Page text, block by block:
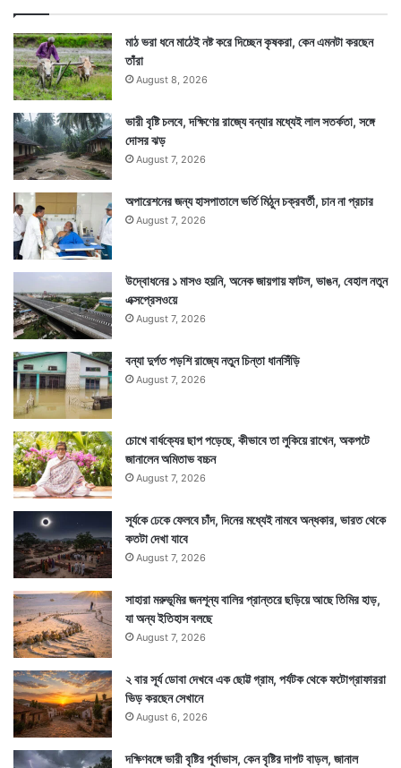
মাঠ ভরা ধনে মাঠেই নষ্ট করে দিচ্ছেন কৃষকরা, কেন এমনটা করছেন
তাঁরা
August 8, 2026
ভারী বৃষ্টি চলবে, দক্ষিণের রাজ্যে বন্যার মধ্যেই লাল সতর্কতা, সঙ্গে
দোসর ঝড়
August 7, 2026
অপারেশনের জন্য হাসপাতালে ভর্তি মিঠুন চক্রবর্তী, চান না প্রচার
August 7, 2026
উদ্বোধনের ১ মাসও হয়নি, অনেক জায়গায় ফাটল, ভাঙন, বেহাল নতুন
এক্সপ্রেসওয়ে
August 7, 2026
বন্যা দুর্গত পড়শি রাজ্যে নতুন চিন্তা ধানসিঁড়ি
August 7, 2026
চোখে বার্ধক্যের ছাপ পড়েছে, কীভাবে তা লুকিয়ে রাখেন, অকপটে
জানালেন অমিতাভ বচ্চন
August 7, 2026
সূর্যকে ঢেকে ফেলবে চাঁদ, দিনের মধ্যেই নামবে অন্ধকার, ভারত থেকে
কতটা দেখা যাবে
August 7, 2026
সাহারা মরুভূমির জনশূন্য বালির প্রান্তরে ছড়িয়ে আছে তিমির হাড়,
যা অন্য ইতিহাস বলছে
August 7, 2026
২ বার সূর্য ডোবা দেখবে এক ছোট্ট গ্রাম, পর্যটক থেকে ফটোগ্রাফাররা
ভিড় করছেন সেখানে
August 6, 2026
দক্ষিণবঙ্গে ভারী বৃষ্টির পূর্বাভাস, কেন বৃষ্টির দাপট বাড়ল, জানাল